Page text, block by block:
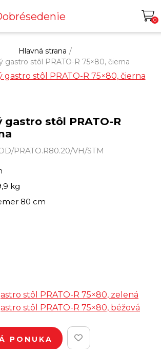
0
Hlavná strana /
gastro stôl PRATO-R 75×80, čierna
gastro stôl PRATO-R
PRATO.R80.20/VH/STM
kg
80 cm
PONUKA